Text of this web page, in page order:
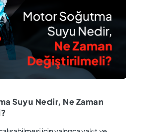
Suyu Nedir, Ne Zaman